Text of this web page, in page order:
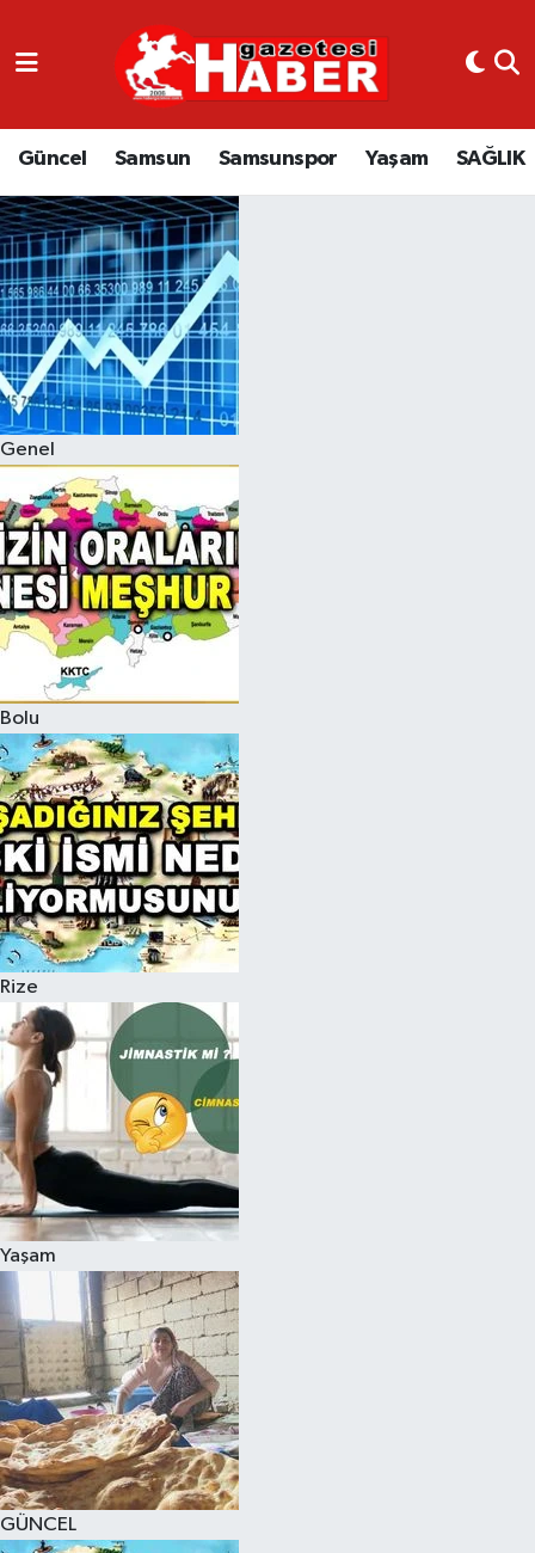
Güncel Samsun Samsunspor Yaşam SAĞLIK
Genel
Bolu
Rize
Yaşam
GÜNCEL
GÜNCEL
SAMSUN
SAMSUNSPOR
EKONOMİ
YAŞAM